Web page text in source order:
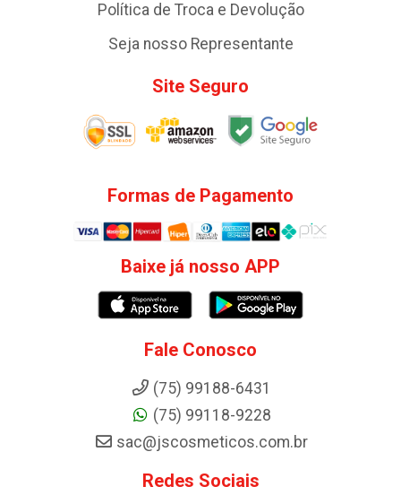
Política de Troca e Devolução
Seja nosso Representante
Site Seguro
Formas de Pagamento
Baixe já nosso APP
Fale Conosco
(75) 99188-6431
(75) 99118-9228
sac@jscosmeticos.com.br
Redes Sociais